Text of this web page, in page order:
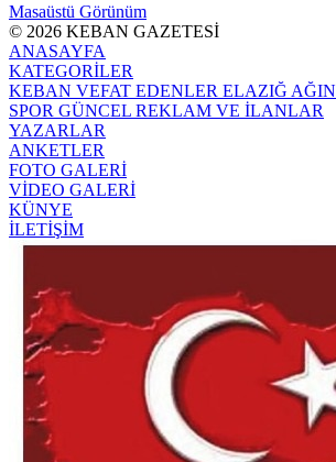
Masaüstü Görünüm
© 2026 KEBAN GAZETESİ
ANASAYFA
KATEGORİLER
KEBAN VEFAT EDENLER ELAZIĞ AĞIN
SPOR GÜNCEL REKLAM VE İLANLAR
YAZARLAR
ANKETLER
FOTO GALERİ
VİDEO GALERİ
KÜNYE
İLETİŞİM